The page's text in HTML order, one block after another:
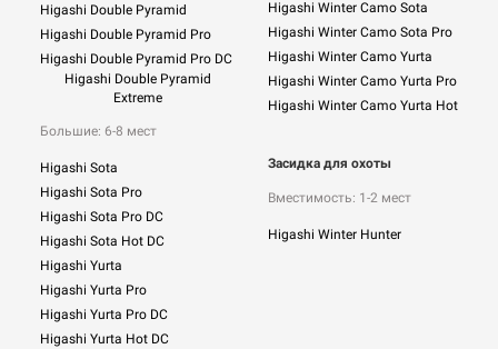
Higashi Double Pyramid
Higashi Double Pyramid Pro
Higashi Double Pyramid Pro DC
Higashi Double Pyramid
Extreme
Большие: 6-8 мест
Higashi Sota
Higashi Sota Pro
Higashi Sota Pro DC
Higashi Sota Hot DC
Higashi Yurta
Higashi Yurta Pro
Higashi Yurta Pro DC
Higashi Yurta Hot DC
Higashi Winter Camo Sota
Higashi Winter Camo Sota Pro
Higashi Winter Camo Yurta
Higashi Winter Camo Yurta Pro
Higashi Winter Camo Yurta Hot
Засидка для охоты
Вместимость: 1-2 мест
Higashi Winter Hunter